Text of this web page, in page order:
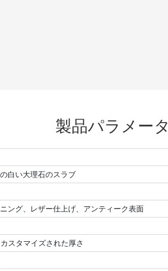
製品パラメータ
白い大理石のスラブ
ング、レザー仕上げ、アンティーク表面
スタマイズされた厚さ